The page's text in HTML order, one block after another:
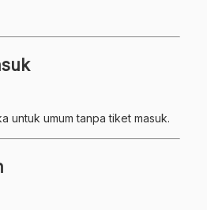
untuk umum tanpa tiket masuk.